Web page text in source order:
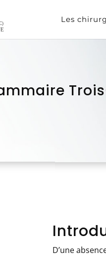
Les
D’une